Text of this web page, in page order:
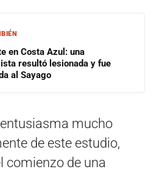
en Costa Azul: una
resultó lesionada y fue
al Sayago
mucho
de este estudio,
comienzo de una